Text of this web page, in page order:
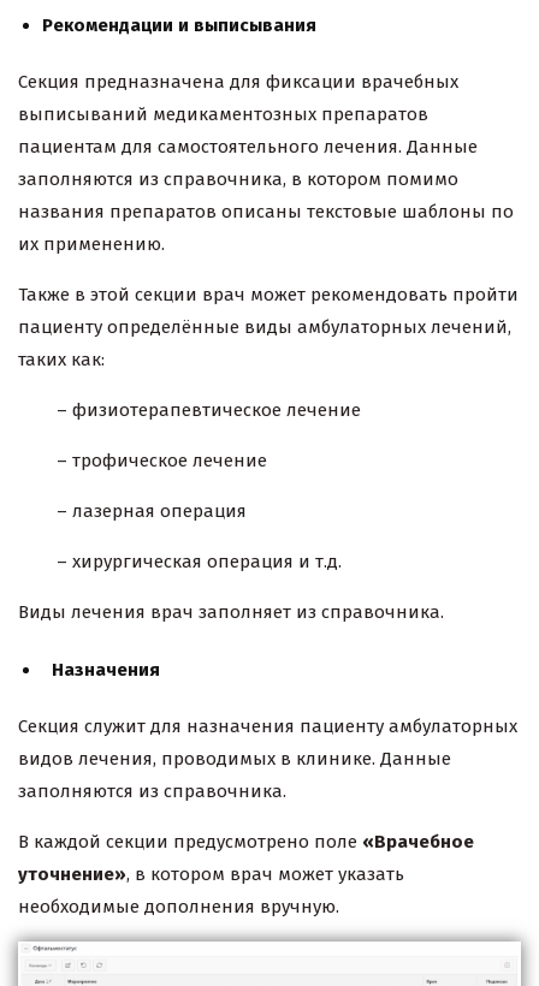
Рекомендации и выписывания
Секция предназначена для фиксации врачебных
выписываний медикаментозных препаратов
пациентам для самостоятельного лечения. Данные
заполняются из справочника, в котором помимо
названия препаратов описаны текстовые шаблоны по
их применению.
Также в этой секции врач может рекомендовать пройти
пациенту определённые виды амбулаторных лечений,
таких как:
– физиотерапевтическое лечение
– трофическое лечение
– лазерная операция
– хирургическая операция и т.д.
Виды лечения врач заполняет из справочника.
Назначения
Секция служит для назначения пациенту амбулаторных
видов лечения, проводимых в клинике. Данные
заполняются из справочника.
В каждой секции предусмотрено поле «Врачебное
уточнение», в котором врач может указать
необходимые дополнения вручную.